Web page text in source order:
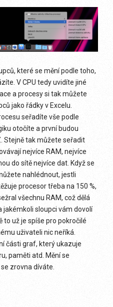
které se mění podle toho,
V CPU tedy uvidíte jiné
a procesy si tak můžete
jako řádky v Excelu.
seřadíte vše podle
otočíte a první budou
Stejně tak můžete seřadit
nejvíce RAM, nejvíce
do sítě nejvíce dat. Když se
nahlédnout, jestli
procesor třeba na 150 %,
všechnu RAM, což dělá
jakémkoli sloupci vám dovolí
to už je spíše pro pokročilé
uživateli nic neříká.
části graf, který ukazuje
paměti atd. Mění se
zrovna díváte.